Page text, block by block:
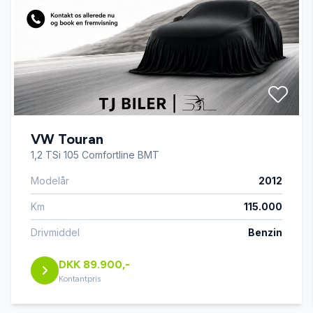
Automatisk lys
automatisk nødbremse
bakkamera
dellæder
digitalt cockpit
dæktryksmåler
VW Touran
1,2 TSi 105 Comfortline BMT
Modelår 2012
Km 115.000
Drivmiddel Benzin
DKK 89.900,-
Kontantpris